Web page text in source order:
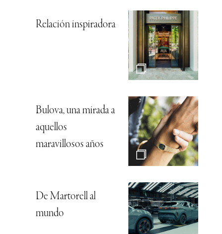
Relación inspiradora
Bulova, una mirada a
aquellos
maravillosos años
De Martorell al
mundo